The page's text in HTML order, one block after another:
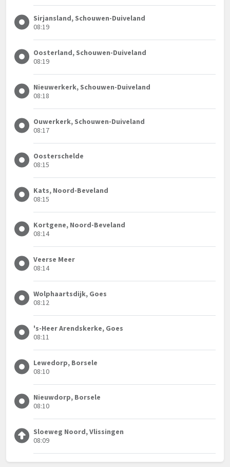
Sirjansland, Schouwen-Duiveland
08:19
Oosterland, Schouwen-Duiveland
08:19
Nieuwerkerk, Schouwen-Duiveland
08:18
Ouwerkerk, Schouwen-Duiveland
08:17
Oosterschelde
08:15
Kats, Noord-Beveland
08:15
Kortgene, Noord-Beveland
08:14
Veerse Meer
08:14
Wolphaartsdijk, Goes
08:12
's-Heer Arendskerke, Goes
08:11
Lewedorp, Borsele
08:10
Nieuwdorp, Borsele
08:10
Sloeweg Noord, Vlissingen
08:09